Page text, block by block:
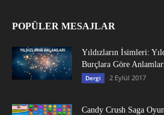
POPÜLER MESAJLAR
Yıldızların İsimleri:
Burçlara Göre
Dergi 2 Eylül 2017
Candy Crush Saga